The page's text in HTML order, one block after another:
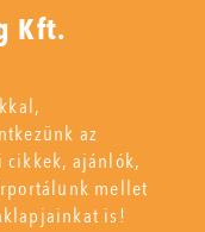
Kft.
az
cikkek, ajánlók,
mellet
is!